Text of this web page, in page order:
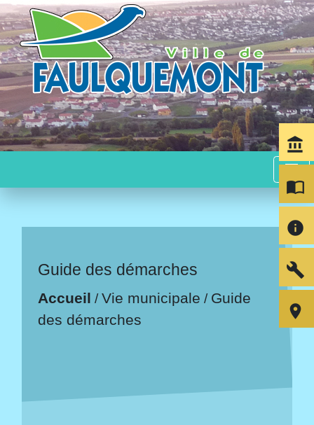
menu
Guide des démarches
Accueil /Vie municipale / Guide
des démarches
account_balance
import_contacts
info
build
room